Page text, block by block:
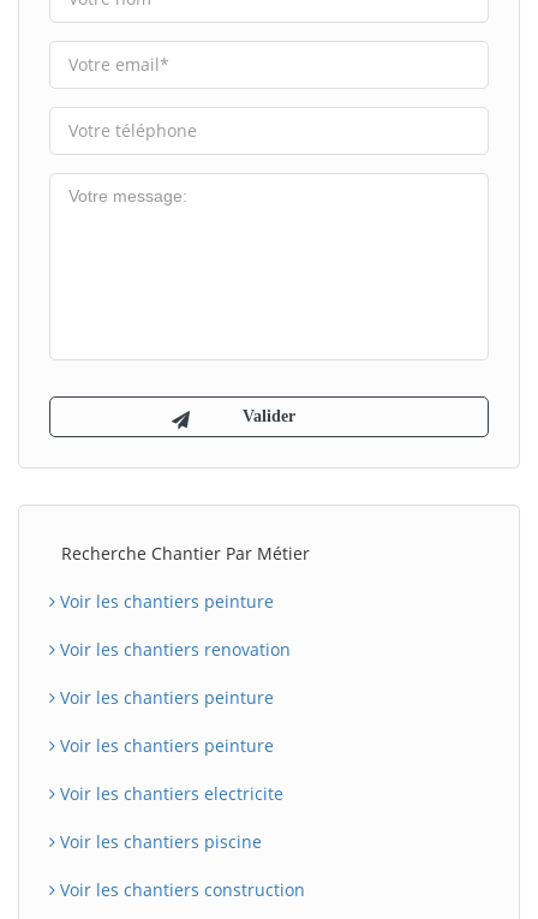
Recherche Chantier Par Métier
Voir les chantiers peinture
Voir les chantiers renovation
Voir les chantiers peinture
Voir les chantiers peinture
Voir les chantiers electricite
Voir les chantiers piscine
Voir les chantiers construction